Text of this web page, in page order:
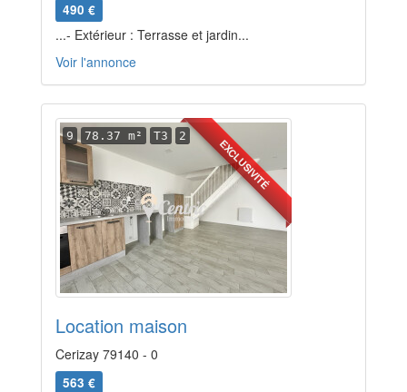
490 €
...- Extérieur : Terrasse et jardin...
Voir l'annonce
EXCLUSIVITÉ
9 78.37 m² T3 2
Location maison
Cerizay 79140 - 0
563 €